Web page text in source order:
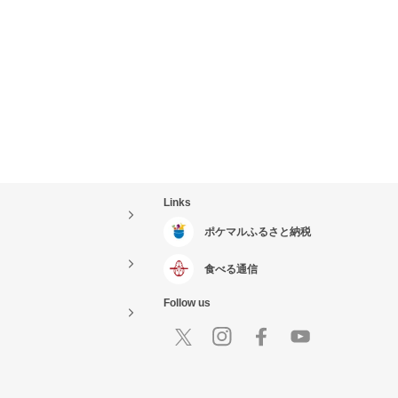
Links
ポケマルふるさと納税
食べる通信
Follow us